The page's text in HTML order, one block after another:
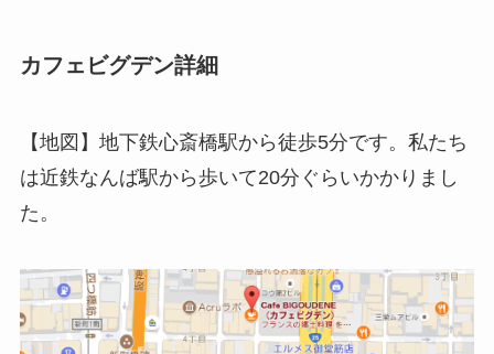
カフェビグデン詳細
【地図】地下鉄心斎橋駅から徒歩5分です。私たち
は近鉄なんば駅から歩いて20分ぐらいかかりまし
た。